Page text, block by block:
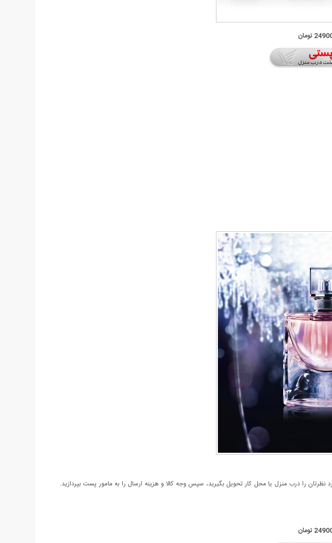
تومان
را درب منزل یا محل کار تحویل بگیرید، سپس وجه کالا و هزینه ارسال را به مامور پست بپردازید.
249 تومان